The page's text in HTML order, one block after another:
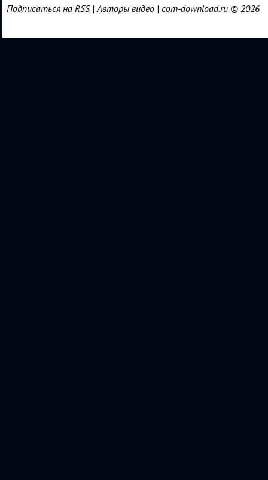
Подписаться на RSS|Авторы видео | com-download.ru © 2026